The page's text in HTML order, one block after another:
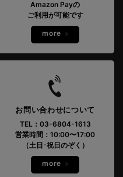
Amazon Payの
ご利用が可能です
more
お問い合わせについて
TEL：03-6804-1613
営業時間：10:00〜17:00
（土日･祝日のぞく）
more